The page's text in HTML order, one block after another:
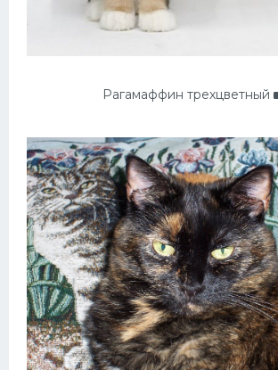
Рагамаффин трехцветный